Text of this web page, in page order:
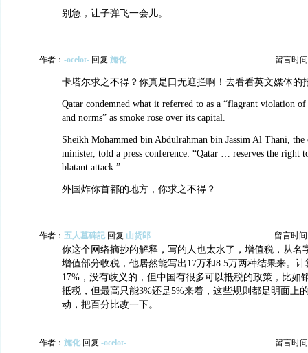
别急，让子弹飞一会儿。
作者： -ocelot- 回复 施化 留言时
卡塔尔求之不得？你真是口无遮拦啊！去看看英文媒体的
Qatar condemned what it referred to as a “flagrant violation
and norms” as smoke rose over its capital.
Sheikh Mohammed bin Abdulrahman bin Jassim Al Thani, the
minister, told a press conference: “Qatar … reserves the right
blatant attack.”
外国炸你首都的地方，你求之不得？
作者： 五人墓碑記 回复 山货郎 留言时间
你这个网络摘抄的解释，写的人也太水了，增值税，从名
增值部分收税，他居然能写出17万和8.5万两种结果来。计
17%，没有歧义的，但中国有很多可以抵税的政策，比如
抵税，但最高只能3%还是5%来着，这些规则都是明面上
动，把百分比改一下。
作者： 施化 回复 -ocelot- 留言时